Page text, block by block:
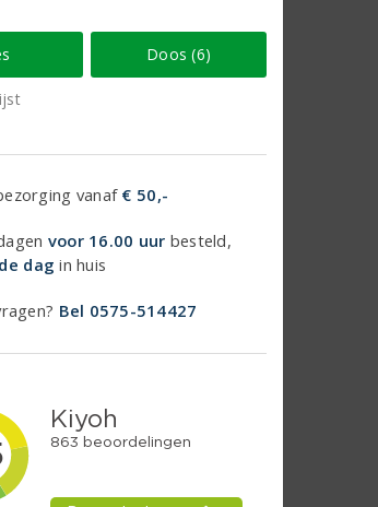
Doos (6)
vanaf€ 50,-
voor 16.00 uur besteld,
dag in huis
Bel 0575-514427